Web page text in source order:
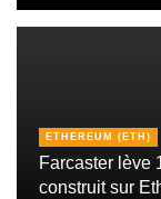
ETHEREUM (ETH)
Farcaster lève
construit sur